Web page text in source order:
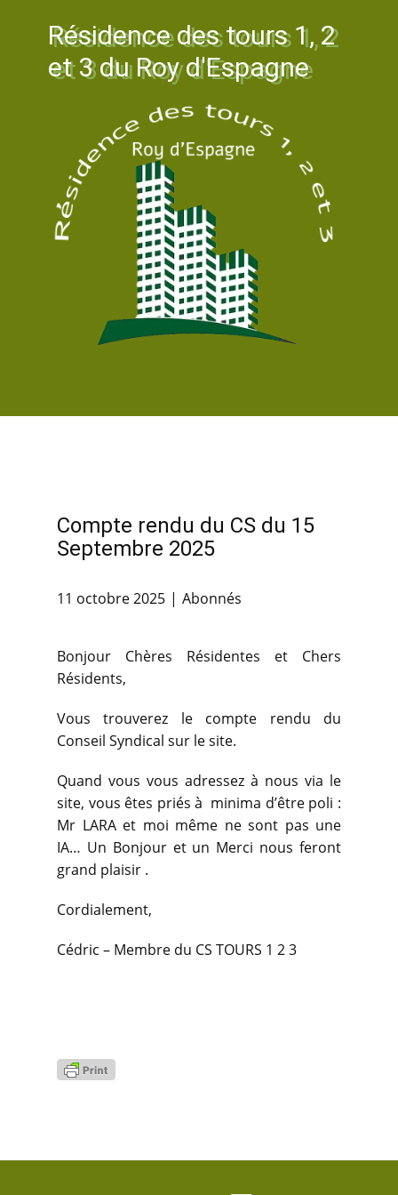
Résidence des tours 1, 2
et 3 du Roy d'Espagne
Compte rendu du CS du 15
Septembre 2025
11 octobre 2025 Abonnés
Bonjour Chères Résidentes et Chers
Résidents,
Vous trouverez le compte rendu du
Conseil Syndical sur le site.
Quand vous vous adressez à nous via le
site, vous êtes priés à minima d’être poli :
Mr LARA et moi même ne sont pas une
IA… Un Bonjour et un Merci nous feront
grand plaisir .
Cordialement,
Cédric – Membre du CS TOURS 1 2 3